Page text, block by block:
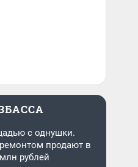
с однушки.
продают в
рублей